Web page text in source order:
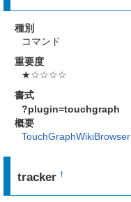
種別
コマンド
重要度
★☆☆☆☆
書式
?plugin=touchgraph
概要
TouchGraphWikiBrowser
tracker†